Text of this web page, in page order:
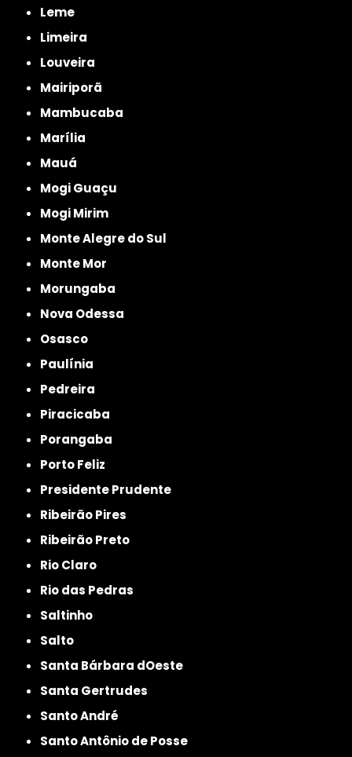
Leme
Limeira
Louveira
Mairiporã
Mambucaba
Marília
Mauá
Mogi Guaçu
Mogi Mirim
Monte Alegre do Sul
Monte Mor
Morungaba
Nova Odessa
Osasco
Paulínia
Pedreira
Piracicaba
Porangaba
Porto Feliz
Presidente Prudente
Ribeirão Pires
Ribeirão Preto
Rio Claro
Rio das Pedras
Saltinho
Salto
Santa Bárbara dOeste
Santa Gertrudes
Santo André
Santo Antônio de Posse